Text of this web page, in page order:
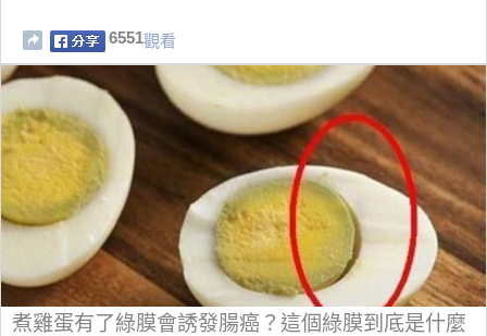
6551觀看
煮雞蛋有了綠膜會誘發腸癌？這個綠膜到底是什麼